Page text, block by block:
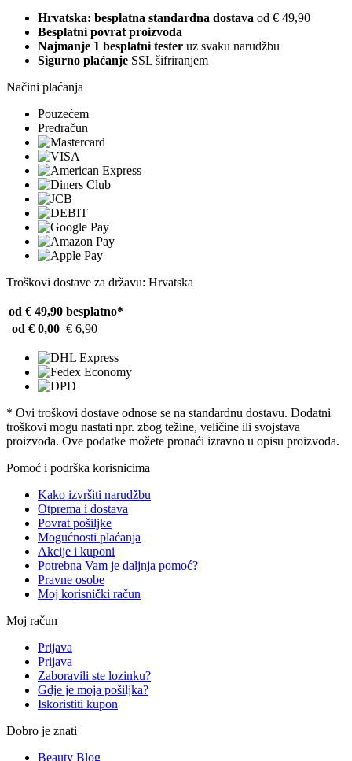
Hrvatska: besplatna standardna dostava od € 49,90
Besplatni povrat proizvoda
Najmanje 1 besplatni tester uz svaku narudžbu
Sigurno plaćanje SSL šifriranjem
Načini plaćanja
Pouzećem
Predračun
Troškovi dostave za državu: Hrvatska
od € 49,90 besplatno*
od € 0,00 € 6,90
* Ovi troškovi dostave odnose se na standardnu ​​dostavu. Dodatni
troškovi mogu nastati npr. zbog težine, veličine ili svojstava
proizvoda. Ove podatke možete pronaći izravno u opisu proizvoda.
Pomoć i podrška korisnicima
Kako izvršiti narudžbu
Otprema i dostava
Povrat pošiljke
Mogućnosti plaćanja
Akcije i kuponi
Potrebna Vam je daljnja pomoć?
Pravne osobe
Moj korisnički račun
Moj račun
Prijava
Prijava
Zaboravili ste lozinku?
Gdje je moja pošiljka?
Iskoristiti kupon
Dobro je znati
Beauty Blog